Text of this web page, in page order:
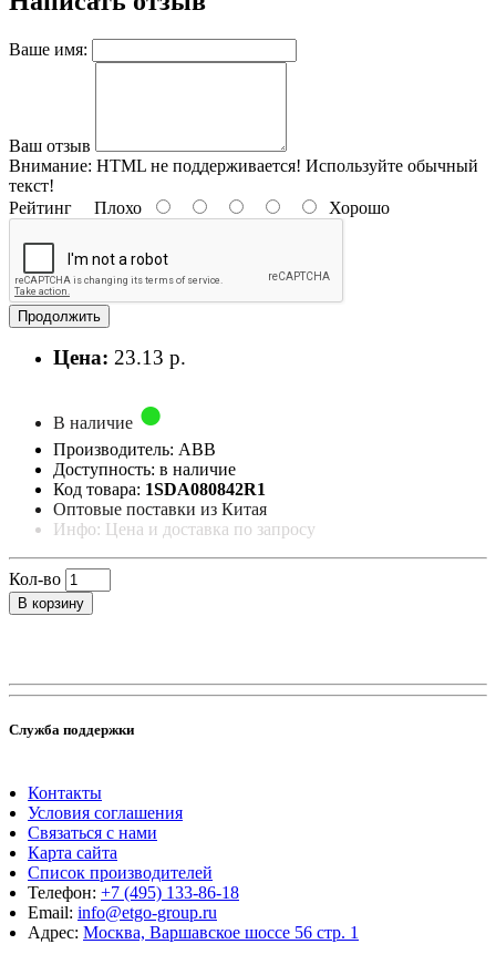
Ваше имя:
Ваш отзыв
Внимание: HTML не поддерживается! Используйте обычный
текст!
Рейтинг Плохо Хорошо
Продолжить
Цена: 23.13 р.
В наличие
Производитель: ABB
Доступность: в наличие
Код товара: 1SDA080842R1
Оптовые поставки из Китая
Инфо: Цена и доставка по запросу
Кол-во
В корзину
Служба поддержки
Контакты
Условия соглашения
Связаться с нами
Карта сайта
Список производителей
Телефон: +7 (495) 133-86-18
Email: info@etgo-group.ru
Адрес: Москва, Варшавское шоссе 56 стр. 1